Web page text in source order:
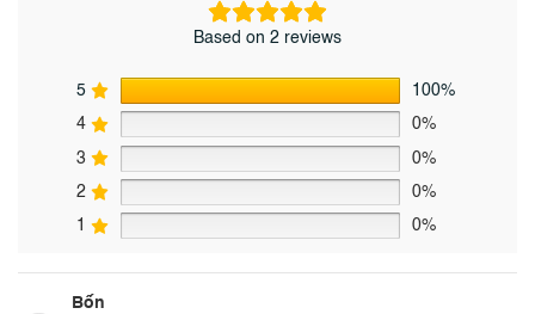
Based on 2 reviews
5 100%
4 0%
3 0%
2 0%
1 0%
Bốn